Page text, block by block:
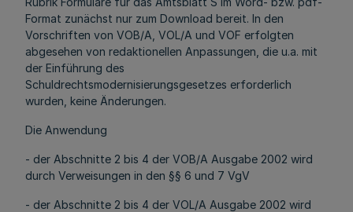
Format zunächst nur zum Download bereit. In den
Vorschriften von VOB/A, VOL/A und VOF erfolgten
abgesehen von redaktionellen Anpassungen, die u.a. mit
der Einführung des
Schuldrechtsmodernisierungsgesetzes erforderlich
wurden, keine Änderungen.
Die Anwendung
- der Abschnitte 2 bis 4 der VOB/A Ausgabe 2002 wird
durch Verweisungen in den §§ 6 und 7 VgV
- der Abschnitte 2 bis 4 der VOL/A Ausgabe 2002 wird